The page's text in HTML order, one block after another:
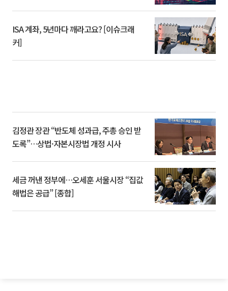
ISA 계좌, 5년마다 깨라고요? [이슈크래
커]
김정관 장관 “반도체 성과급, 주총 승인 받
도록”…상법·자본시장법 개정 시사
세금 꺼낸 정부에…오세훈 서울시장 “집값
해법은 공급” [종합]